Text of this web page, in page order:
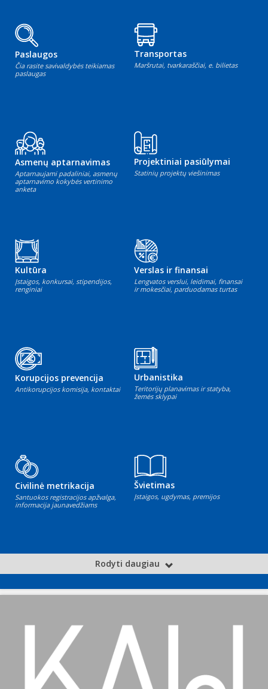
Paslaugos
Čia rasite savivaldybės teikiamas
paslaugas
Transportas
Maršrutai, tvarkaraščiai, e. bilietas
Asmenų aptarnavimas
Aptarnaujami padaliniai, asmenų
aptarnavimo kokybės vertinimo
anketa
Projektiniai pasiūlymai
Statinių projektų viešinimas
Kultūra
Įstaigos, konkursai, stipendijos,
renginiai
Verslas ir finansai
Lengvatos verslui, leidimai, finansai
ir mokesčiai, parduodamas turtas
Korupcijos prevencija
Antikorupcijos komisija, kontaktai
Urbanistika
Teritorijų planavimas ir statyba,
žemės sklypai
Civilinė metrikacija
Santuokos registracijos apžvalga,
informacija jaunavedžiams
Švietimas
Įstaigos, ugdymas, premijos
Rodyti daugiau